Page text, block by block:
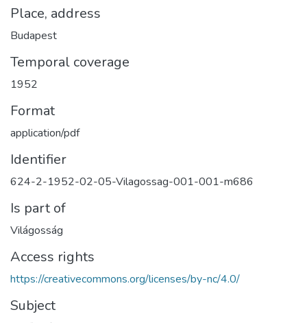
Place, address
Budapest
Temporal coverage
1952
Format
application/pdf
Identifier
624-2-1952-02-05-Vilagossag-001-001-m686
Is part of
Világosság
Access rights
https://creativecommons.org/licenses/by-nc/4.0/
Subject